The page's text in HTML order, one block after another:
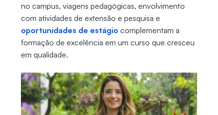
no campus, viagens pedagógicas, envolvimento
com atividades de extensão e pesquisa e
oportunidades de estágio complementam a
formação de excelência em um curso que cresceu
em qualidade.